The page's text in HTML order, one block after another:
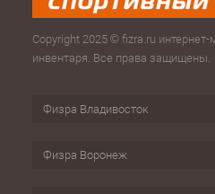
Copyright 2025 © fizra.ru интернет-
инвентаря. Все права защищены.
Физра Владивосток
Физра Воронеж